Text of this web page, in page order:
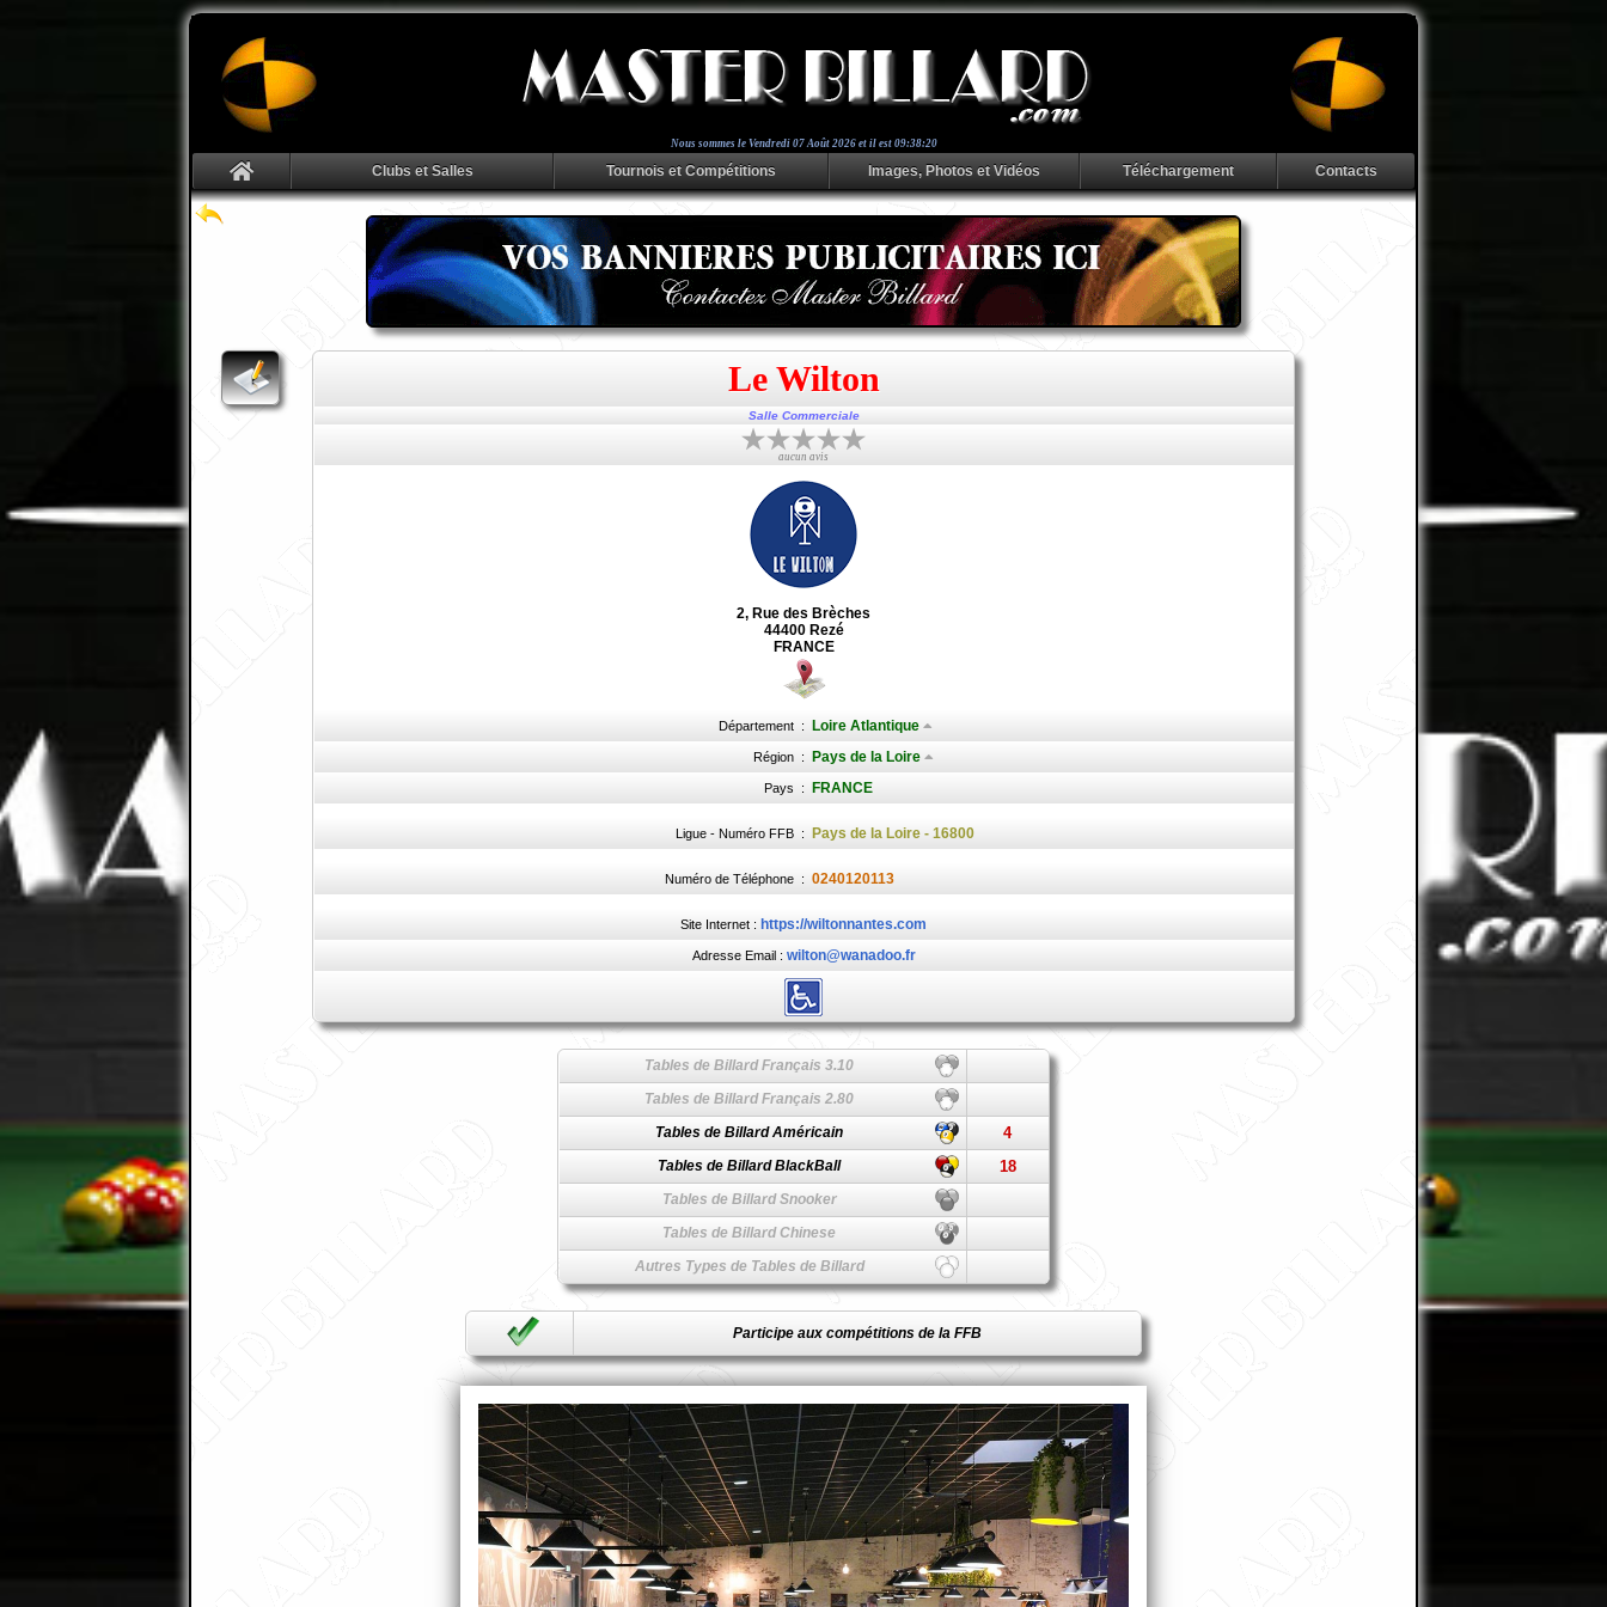
Nous sommes le Vendredi 07 Août 2026 et il est 09:38:20
Clubs et Salles Tournois et Compétitions Images, Photos et Vidéos Téléchargement Contacts
Le Wilton
Salle Commerciale
aucun avis
2, Rue des Brèches
44400 Rezé
FRANCE
Département : Loire Atlantique
Région : Pays de la Loire
Pays : FRANCE
Ligue - Numéro FFB : Pays de la Loire - 16800
Numéro de Téléphone : 0240120113
Site Internet : https://wiltonnantes.com
Adresse Email : wilton@wanadoo.fr
Tables de Billard Français 3.10
Tables de Billard Français 2.80
Tables de Billard Américain
4
Tables de Billard BlackBall 18
Tables de Billard Snooker
Tables de Billard Chinese
Autres Types de Tables de Billard
Participe aux compétitions de la FFB